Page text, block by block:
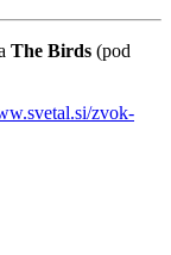
The Birds (pod
zvok-